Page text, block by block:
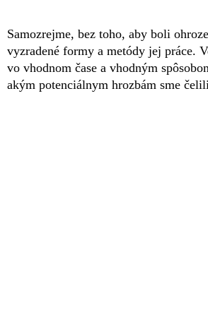
Samozrejme, bez toho, aby boli
vyzradené formy a metódy jej práce.
vo vhodnom čase a vhodným
akým potenciálnym hrozbám sme